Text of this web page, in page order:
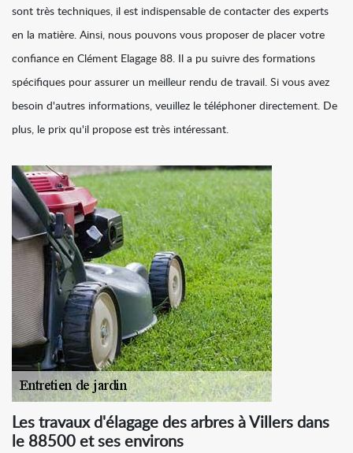
sont très techniques, il est indispensable de contacter des experts
en la matière. Ainsi, nous pouvons vous proposer de placer votre
confiance en Clément Elagage 88. Il a pu suivre des formations
spécifiques pour assurer un meilleur rendu de travail. Si vous avez
besoin d'autres informations, veuillez le téléphoner directement. De
plus, le prix qu'il propose est très intéressant.
Les travaux d'élagage des arbres à Villers dans
le 88500 et ses environs